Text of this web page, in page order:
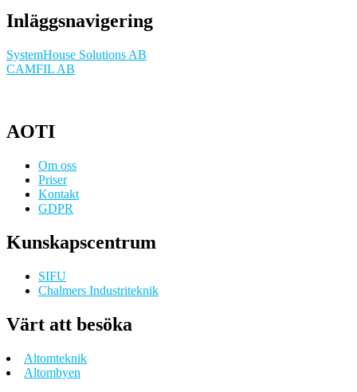
Inläggsnavigering
SystemHouse Solutions AB
CAMFIL AB
AOTI
Om oss
Priser
Kontakt
GDPR
Kunskapscentrum
SIFU
Chalmers Industriteknik
Värt att besöka
Altomteknik
Altombyen